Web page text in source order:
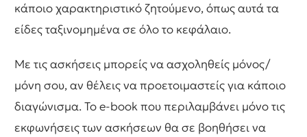
κάποιο χαρακτηριστικό ζητούμενο, όπως αυτά τα
είδες ταξινομημένα σε όλο το κεφάλαιο.
Με τις ασκήσεις μπορείς να ασχοληθείς μόνος/
μόνη σου, αν θέλεις να προετοιμαστείς για κάποιο
διαγώνισμα. Το e-book που περιλαμβάνει μόνο τις
εκφωνήσεις των ασκήσεων θα σε βοηθήσει να